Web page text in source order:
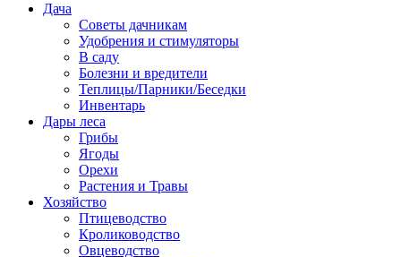
Дача
Советы дачникам
Удобрения и стимуляторы
В саду
Болезни и вредители
Теплицы/Парники/Беседки
Инвентарь
Дары леса
Грибы
Ягоды
Орехи
Растения и Травы
Хозяйство
Птицеводство
Кролиководство
Овцеводство